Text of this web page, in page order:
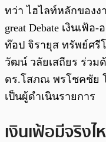
ทว่า ไฮไลท์หลักของง
great Debate เงินเฟ้อ-
ท๊อป จิรายุส ทรัพย์ศรี
วัฒน์ วลัยเสถียร ร่วม
ดร.โสภณ พรโชคชัย
เป็นผู้ดำเนินรายการ
เงินเฟ้อมีจริงไ